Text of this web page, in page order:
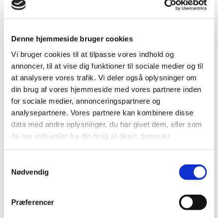
Denne hjemmeside bruger cookies
Vi bruger cookies til at tilpasse vores indhold og
annoncer, til at vise dig funktioner til sociale medier og til
at analysere vores trafik. Vi deler også oplysninger om
din brug af vores hjemmeside med vores partnere inden
for sociale medier, annonceringspartnere og
analysepartnere. Vores partnere kan kombinere disse
data med andre oplysninger, du har givet dem, eller som
de har indsamlet fra din brug af deres tjenester.
Nødvendig
Præferencer
stål hdt.
Venus kugleventil for gas er produceret i Italien og
er en kraftig kuglehane i messing. Venus
kugleventil overholder standarter i henhold til
NORM ATEX 94/9/CE om beskyttelse af systemer
til brug i eksplosions farlig atmosfære. Kuglehanen
fås i forskellige dimensioner, holder til et højt......
Vælg muligheder
T-hdt.
kugleventil overholder standarder i henhold til